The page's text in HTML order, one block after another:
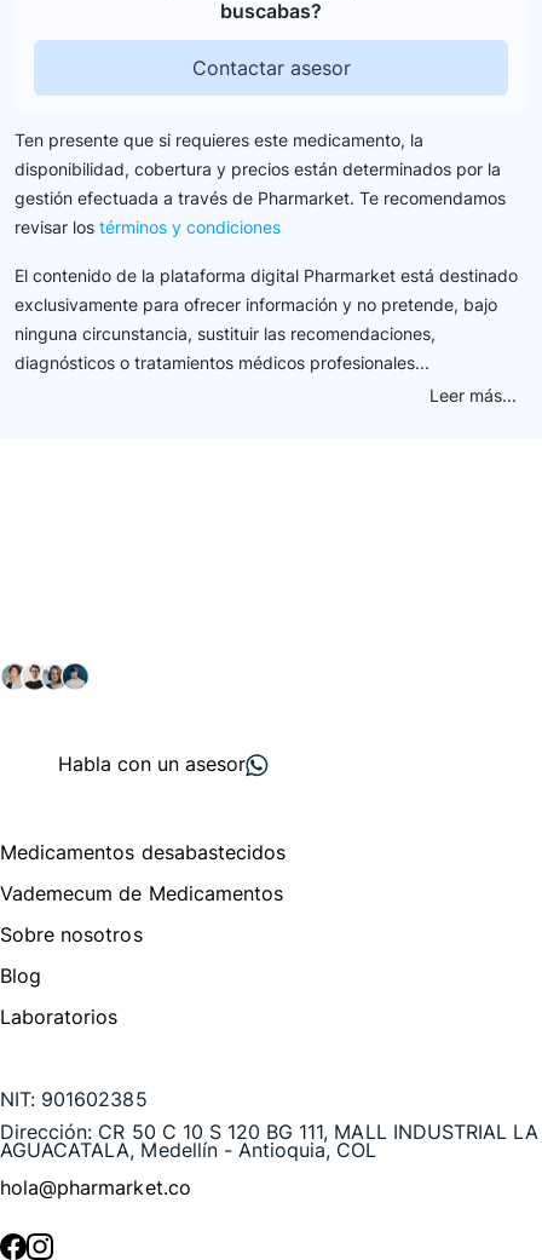
buscabas?
Contactar asesor
Ten presente que si requieres este medicamento, la
disponibilidad, cobertura y precios están determinados por la
gestión efectuada a través de Pharmarket. Te recomendamos
revisar los términos y condiciones
El contenido de la plataforma digital Pharmarket está destinado
exclusivamente para ofrecer información y no pretende, bajo
ninguna circunstancia, sustituir las recomendaciones,
diagnósticos o tratamientos médicos profesionales...
Leer más...
Habla con un asesor
Medicamentos desabastecidos
Vademecum de Medicamentos
Sobre nosotros
Blog
Laboratorios
NIT: 901602385
Dirección: CR 50 C 10 S 120 BG 111, MALL INDUSTRIAL LA
AGUACATALA, Medellín - Antioquia, COL
hola@pharmarket.co